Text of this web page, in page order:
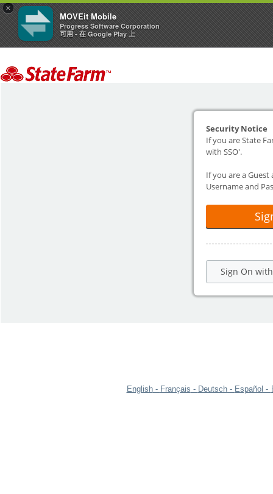
×
MOVEit Mobile
Progress Software Corporation
可用 - 在 Google Play 上
Security Notice
If you are State
with SSO'.
If you are a Guest
Username and
Sign On
English Français Deutsch Español